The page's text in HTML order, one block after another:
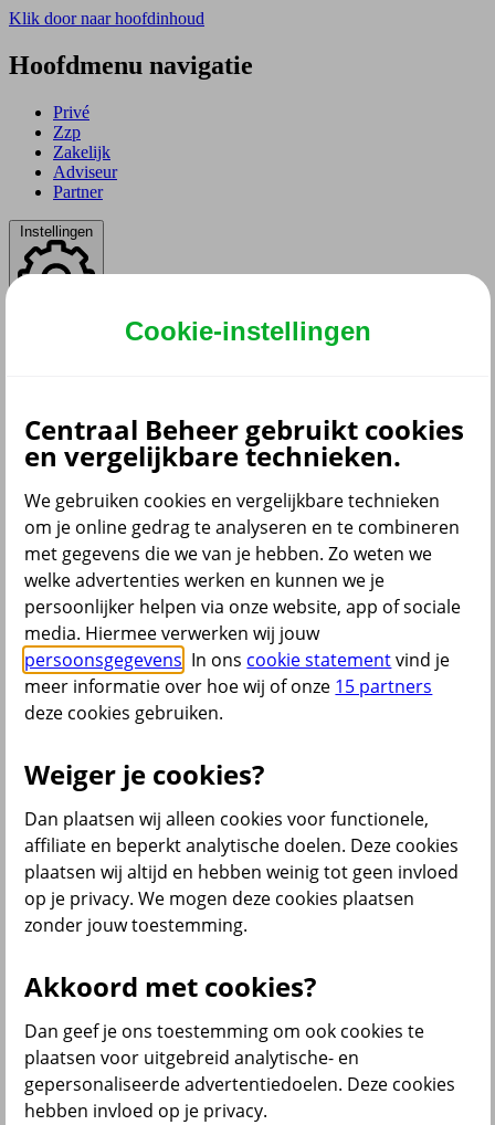
Klik door naar hoofdinhoud
Hoofdmenu navigatie
Privé
Zzp
Zakelijk
Adviseur
Partner
Instellingen
Dyslexie lettertype
Menu
Situaties
terug
Producten
Beleggen
Pensioen en lijfrente
Cookie-instellingen
Centraal Beheer gebruikt cookies
en vergelijkbare technieken.
We gebruiken cookies en vergelijkbare technieken
om je online gedrag te analyseren en te combineren
met gegevens die we van je hebben. Zo weten we
welke advertenties werken en kunnen we je
persoonlijker helpen via onze website, app of sociale
media. Hiermee verwerken wij jouw
persoonsgegevens . In ons cookie statementvind je
meer informatie over hoe wij of onze 15 partners
deze cookies gebruiken.
Weiger je cookies?
Dan plaatsen wij alleen cookies voor functionele,
affiliate en beperkt analytische doelen. Deze cookies
plaatsen wij altijd en hebben weinig tot geen invloed
op je privacy. We mogen deze cookies plaatsen
zonder jouw toestemming.
Akkoord met cookies?
Dan geef je ons toestemming om ook cookies te
plaatsen voor uitgebreid analytische- en
gepersonaliseerde advertentiedoelen. Deze cookies
hebben invloed op je privacy.